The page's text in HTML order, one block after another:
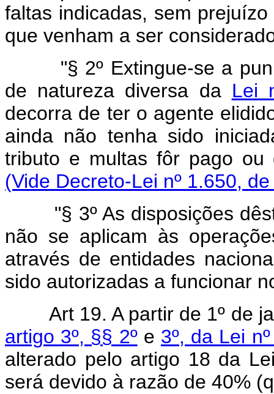
faltas indicadas, sem
que venham a ser
"§ 2º Extingue-se a
de natureza diversa da Lei
decorra de ter o agente
ainda não tenha sido
tributo e multas fôr pago
(Vide Decreto-Lei nº 1.650,
"§ 3º As disposições
não se aplicam às
através de entidades
sido autorizadas a funcionar
Art 19. A partir de 1º de
artigo 3º, §§ 2ºe 3º, da Lei
alterado pelo artigo 18 da
será devido à razão de 40%